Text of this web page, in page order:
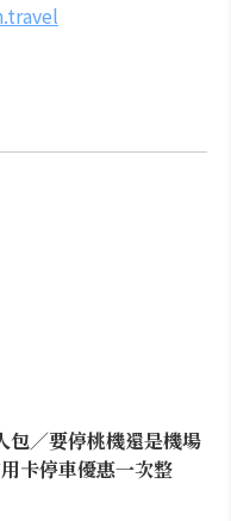
／要停桃機還是機場
卡停車優惠一次整